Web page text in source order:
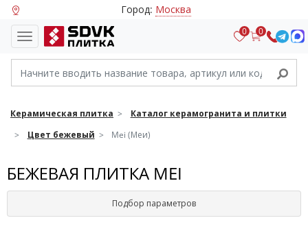
Город: Москва
0 0
Керамическая плитка
Каталог керамогранита и плитки
Цвет бежевый
Mei (Меи)
БЕЖЕВАЯ ПЛИТКА MEI
Подбор параметров